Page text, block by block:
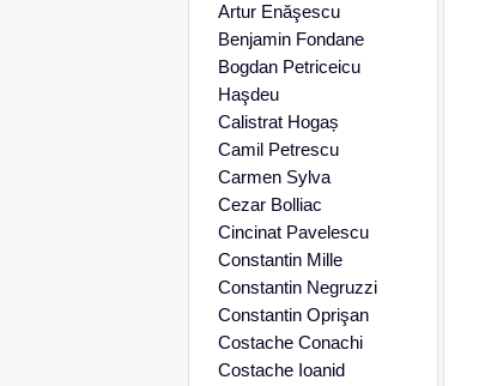
Artur Enăşescu
Benjamin Fondane
Bogdan Petriceicu
Haşdeu
Calistrat Hogaș
Camil Petrescu
Carmen Sylva
Cezar Bolliac
Cincinat Pavelescu
Constantin Mille
Constantin Negruzzi
Constantin Oprişan
Costache Conachi
Costache Ioanid